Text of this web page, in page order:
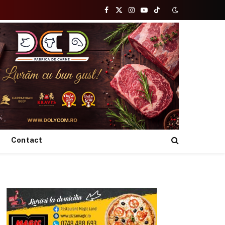
Facebook
X
(Twitter)
Instagram
YouTubeTikTok
Contact